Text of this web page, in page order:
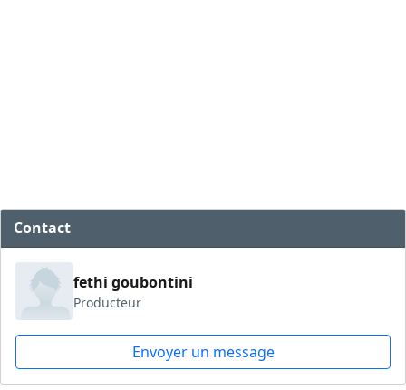
Contact
fethi goubontini
Producteur
Envoyer un message